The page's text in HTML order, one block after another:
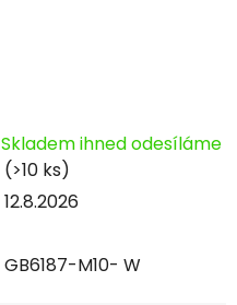
Skladem ihned odesíláme
(>10 ks)
12.8.2026
GB6187-M10- W